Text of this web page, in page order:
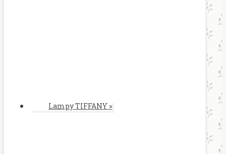
Lampy TIFFANY »